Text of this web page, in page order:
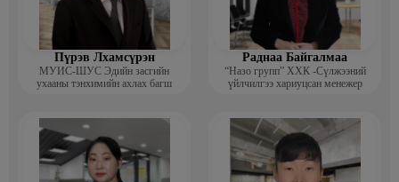
Пүрэв Лхамсүрэн
МУИС-ШУС Эдийн засгийн
ухааны тэнхимийн ахлах багш
Раднаа Байгалмаа
“Назо групп” ХХК -Сүлжээний
үйлчилгээ хариуцсан менежер